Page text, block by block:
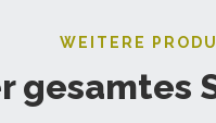
WEITERE